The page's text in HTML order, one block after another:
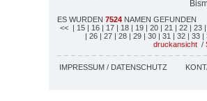
ES WURDEN 7524 NAMEN GEFUNDEN
<< | 15 | 16 | 17 | 18 | 19 | 20 | 21 | 22 | 23
| 26 | 27 | 28 | 29 | 30 | 31 | 32 | 33 |
druckansicht /
IMPRESSUM / DATENSCHUTZ